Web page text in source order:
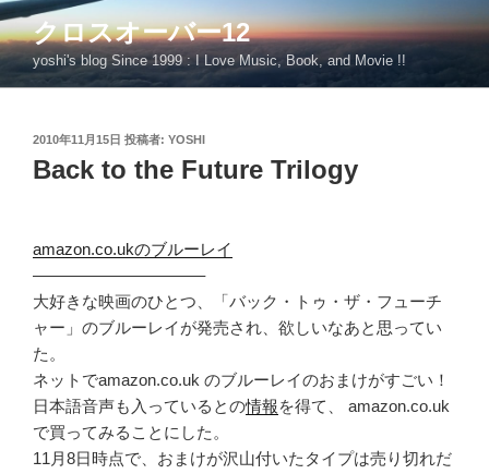
コ
ン
テ
ン
クロスオーバー12
yoshi's blog Since 1999 : I Love Music, Book, and Movie !!
投
稿
日:
2010年11月15日 投稿者: YOSHI
Back to the Future Trilogy
amazon.co.ukのブルーレイ
——————————–
大好きな映画のひとつ、「バック・トゥ・ザ・フューチ
ャー」のブルーレイが発売され、欲しいなあと思ってい
た。
ネットでamazon.co.uk のブルーレイのおまけがすごい！
日本語音声も入っているとの情報を得て、 amazon.co.uk
で買ってみることにした。
11月8日時点で、おまけが沢山付いたタイプは売り切れだ